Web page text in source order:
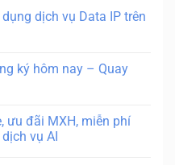
dịch vụ Data IP trên
ký hôm nay – Quay
ưu đãi MXH, miễn phí
vụ AI